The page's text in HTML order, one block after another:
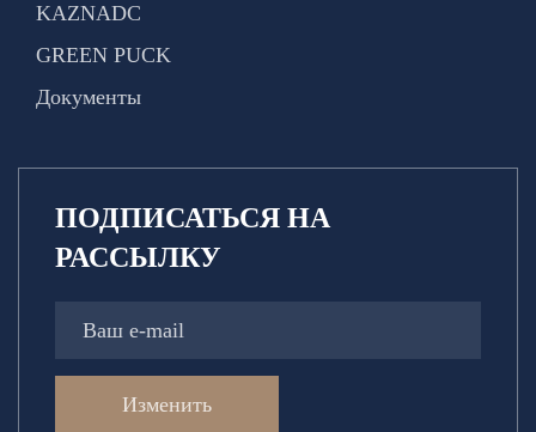
KAZNADC
GREEN PUCK
Документы
ПОДПИСАТЬСЯ НА
РАССЫЛКУ
Изменить